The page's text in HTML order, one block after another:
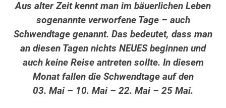
Aus alter Zeit kennt man im bäuerlichen Leben
sogenannte verworfene Tage – auch
Schwendtage genannt. Das bedeutet, dass man
an diesen Tagen nichts NEUES beginnen und
auch keine Reise antreten sollte. In diesem
Monat fallen die Schwendtage auf den
03. Mai – 10. Mai – 22. Mai – 25 Mai.